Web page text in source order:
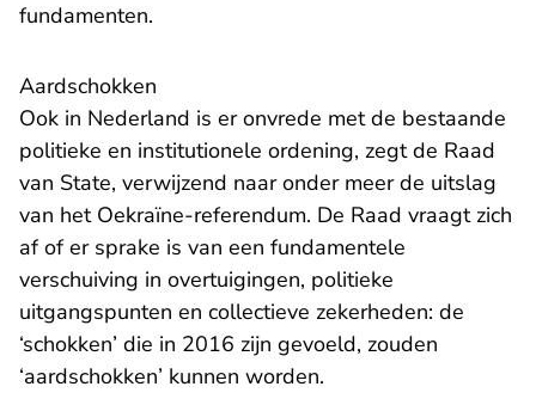
fundamenten.
Aardschokken
Ook in Nederland is er onvrede met de bestaande
politieke en institutionele ordening, zegt de Raad
van State, verwijzend naar onder meer de uitslag
van het Oekraïne-referendum. De Raad vraagt zich
af of er sprake is van een fundamentele
verschuiving in overtuigingen, politieke
uitgangspunten en collectieve zekerheden: de
‘schokken’ die in 2016 zijn gevoeld, zouden
‘aardschokken’ kunnen worden.